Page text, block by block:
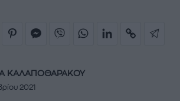
ΚΑΛΑΠΟΘΑΡΑΚΟΥ
2021